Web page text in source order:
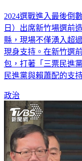
2024選戰進入最後倒
日）出席新竹場選前
縣，現場不僅湧入超
現身支持。在新竹選
包，打著「三票民進
民進黨與賴蕭配的支
政治